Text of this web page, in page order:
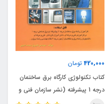
420,000تومان
کتاب تکنولوژی کارگاه برق ساختمان
درجه 1 پیشرفته (نشر سازمان فنی و